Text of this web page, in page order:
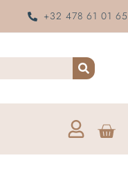
+32 478 61 01 65